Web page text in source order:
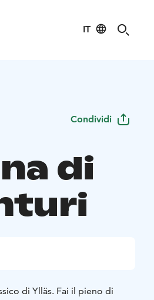
IT
Condividi
di
di Ylläs. Fai il pieno di